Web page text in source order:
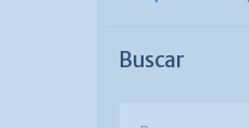
Buscar